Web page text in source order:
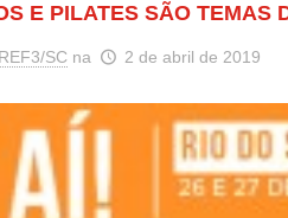
E PILATES SÃO TEMAS
SC na 2 de abril de 2019